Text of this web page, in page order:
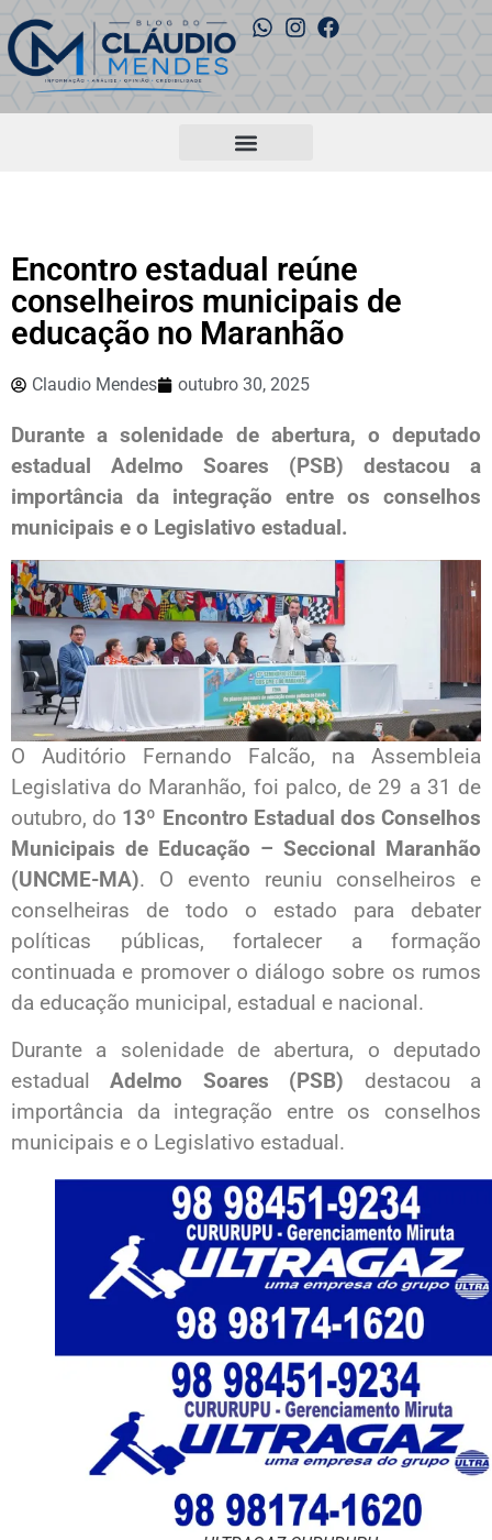
Encontro estadual reúne
conselheiros municipais de
educação no Maranhão
Claudio Mendes outubro 30, 2025
Durante a solenidade de abertura, o deputado
estadual Adelmo Soares (PSB) destacou a
importância da integração entre os conselhos
municipais e o Legislativo estadual.
O Auditório Fernando Falcão, na Assembleia
Legislativa do Maranhão, foi palco, de 29 a 31 de
outubro, do 13º Encontro Estadual dos Conselhos
Municipais de Educação – Seccional Maranhão
(UNCME-MA). O evento reuniu conselheiros e
conselheiras de todo o estado para debater
políticas públicas, fortalecer a formação
continuada e promover o diálogo sobre os rumos
da educação municipal, estadual e nacional.
Durante a solenidade de abertura, o deputado
estadualAdelmo Soares (PSB) destacou a
importância da integração entre os conselhos
municipais e o Legislativo estadual.